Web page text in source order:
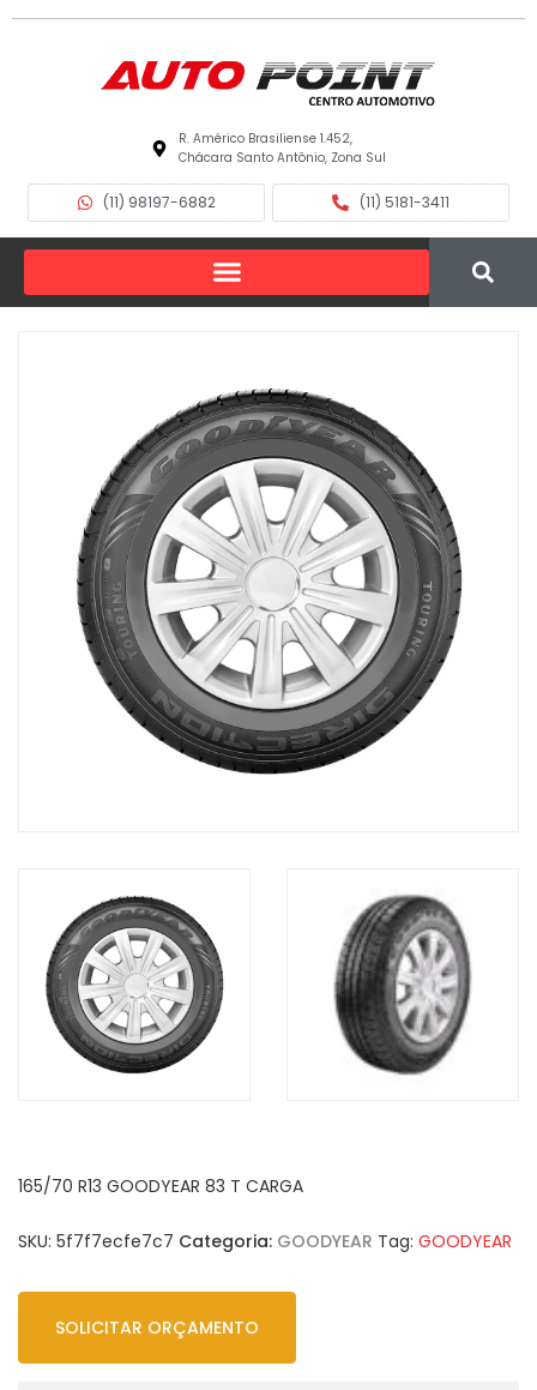
R. Américo Brasiliense 1.452,
Chácara Santo Antônio, Zona Sul
(11) 98197-6882 (11) 5181-3411
165/70 R13 GOODYEAR 83 T CARGA
SKU: 5f7f7ecfe7c7 Categoria: GOODYEAR Tag: GOODYEAR
SOLICITAR ORÇAMENTO